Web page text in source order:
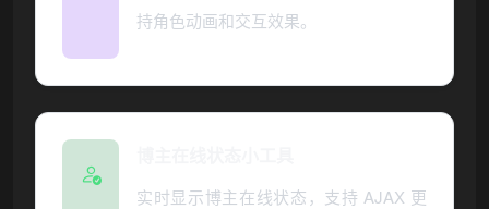
持角色动画和交互效果。
实时显示博主在线状态，支持 AJAX 更